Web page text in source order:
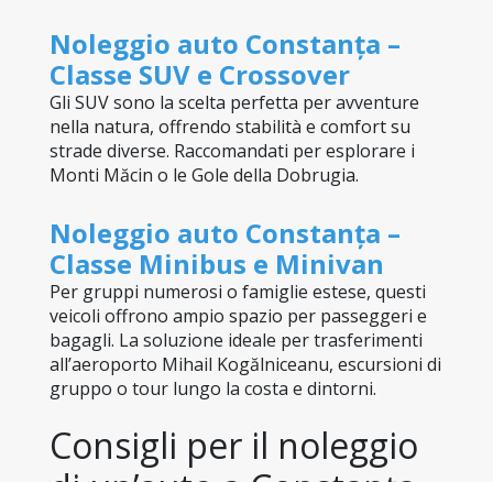
Noleggio auto Constanța –
Classe SUV e Crossover
Gli SUV sono la scelta perfetta per avventure
nella natura, offrendo stabilità e comfort su
strade diverse. Raccomandati per esplorare i
Monti Măcin o le Gole della Dobrugia.
Noleggio auto Constanța –
Classe Minibus e Minivan
Per gruppi numerosi o famiglie estese, questi
veicoli offrono ampio spazio per passeggeri e
bagagli. La soluzione ideale per trasferimenti
all’aeroporto Mihail Kogălniceanu, escursioni di
gruppo o tour lungo la costa e dintorni.
Consigli per il noleggio